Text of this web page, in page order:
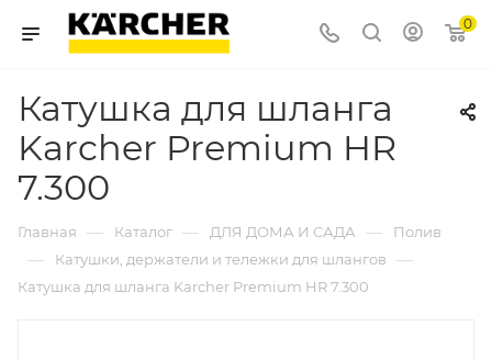
0
Катушка для шланга
Karcher Premium HR
7.300
Главная — Каталог — ДЛЯ ДОМА И САДА — Полив
— Катушки, держатели и тележки для шлангов —
Катушка для шланга Karcher Premium HR 7.300